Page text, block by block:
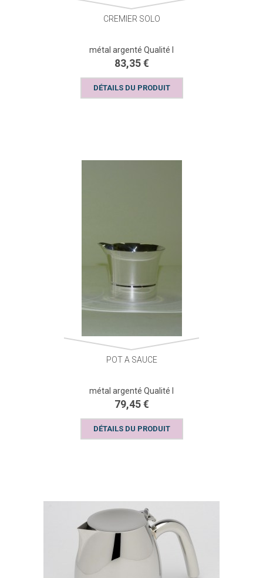
CREMIER SOLO
métal argenté Qualité I
83,35 €
DÉTAILS DU PRODUIT
POT A SAUCE
métal argenté Qualité I
79,45 €
DÉTAILS DU PRODUIT